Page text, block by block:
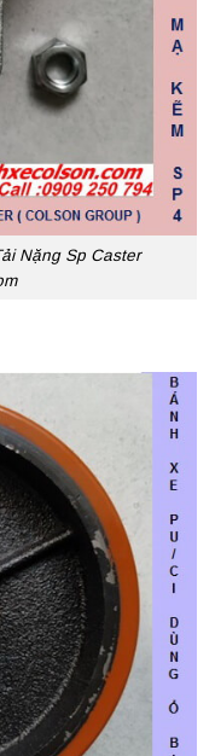
Nặng Sp Caster